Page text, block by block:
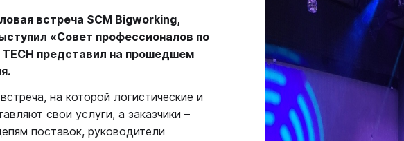
встреча SCM Bigworking,
«Совет профессионалов по
TECH представил на прошедшем
на которой логистические и
свои услуги, а заказчики –
поставок, руководители